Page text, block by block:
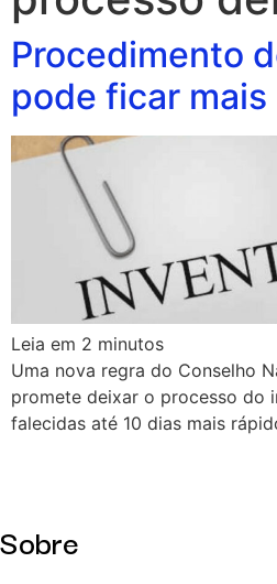
Procedimento
pode ficar
Leia em 2 minutos
Uma nova regra do Conselho
promete deixar o processo do
falecidas até 10 dias mais
Sobre